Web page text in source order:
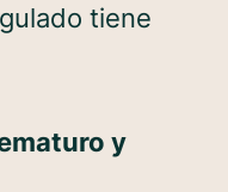
tiene
y